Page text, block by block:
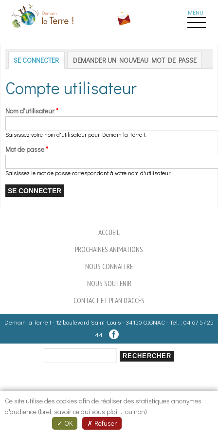
Aller au contenu principal
Onglets principaux
SE CONNECTER (ONGLET ACTIF)
DEMANDER UN NOUVEAU MOT DE PASSE
Compte utilisateur
Nom d'utilisateur*
Saisissez votre nom d'utilisateur pour Demain la Terre !.
Mot de passe*
Saisissez le mot de passe correspondant à votre nom d'utilisateur.
ACCUEIL
PROCHAINES ANIMATIONS
NOUS CONNAITRE
NOUS SOUTENIR
CONTACT ET PLAN D'ACCÈS
Demain la Terre ! - 12 boulevard Saint-Louis - 34150 GIGNAC - Tél. : 04 67 57 25
44
Ce site utilise des cookies afin de réaliser des statistiques anonymes
d'audience (bref, savoir ce qui vous plaît... ou non)
OK
Refuser